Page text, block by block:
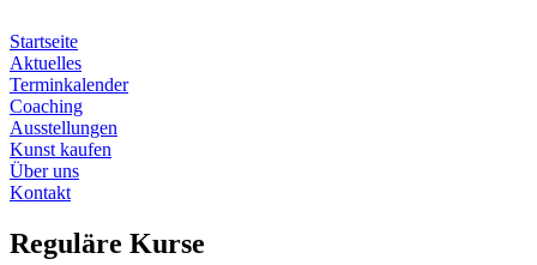
Inhalt
springen
Startseite
Aktuelles
Terminkalender
Coaching
Ausstellungen
Kunst kaufen
Über uns
Kontakt
Reguläre Kurse